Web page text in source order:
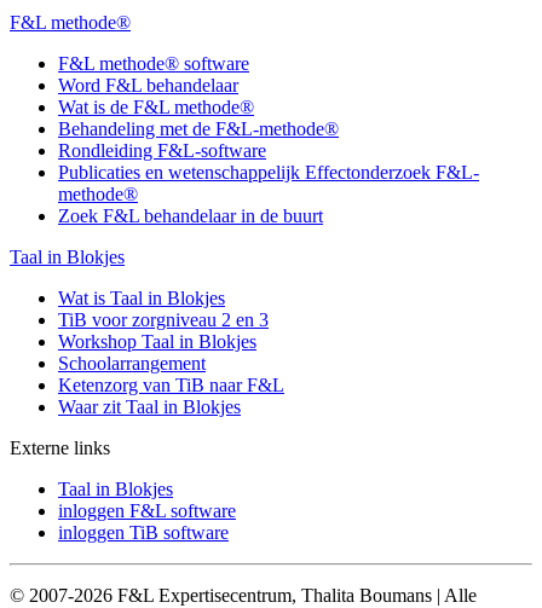
F&L methode®
F&L methode® software
Word F&L behandelaar
Wat is de F&L methode®
Behandeling met de F&L-methode®
Rondleiding F&L-software
Publicaties en wetenschappelijk Effectonderzoek F&L-
methode®
Zoek F&L behandelaar in de buurt
Taal in Blokjes
Wat is Taal in Blokjes
TiB voor zorgniveau 2 en 3
Workshop Taal in Blokjes
Schoolarrangement
Ketenzorg van TiB naar F&L
Waar zit Taal in Blokjes
Externe links
Taal in Blokjes
inloggen F&L software
inloggen TiB software
© 2007-2026 F&L Expertisecentrum, Thalita Boumans | Alle